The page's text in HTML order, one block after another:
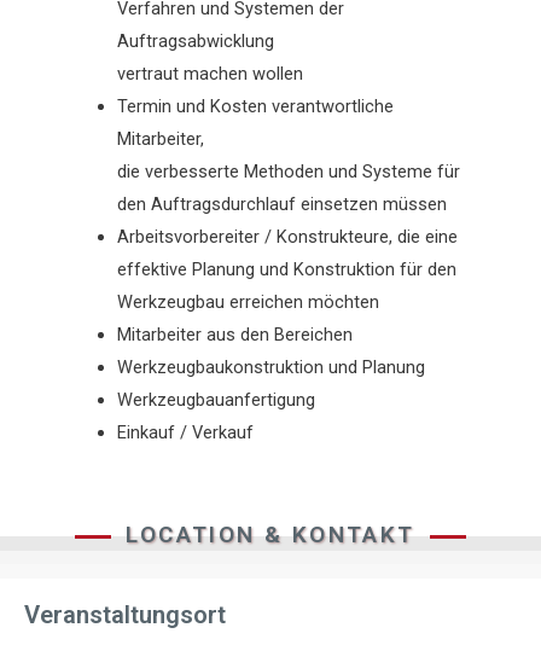
Verfahren und Systemen der
Auftragsabwicklung
vertraut machen wollen
Termin und Kosten verantwortliche
Mitarbeiter,
die verbesserte Methoden und Systeme für
den Auftragsdurchlauf einsetzen müssen
Arbeitsvorbereiter / Konstrukteure, die eine
effektive Planung und Konstruktion für den
Werkzeugbau erreichen möchten
Mitarbeiter aus den Bereichen
Werkzeugbaukonstruktion und Planung
Werkzeugbauanfertigung
Einkauf / Verkauf
LOCATION & KONTAKT
Veranstaltungsort